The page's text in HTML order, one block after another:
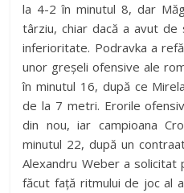
la 4-2 în minutul 8, dar
târziu, chiar dacă a avut
inferioritate. Podravka a
unor greșeli ofensive ale
în minutul 16, după ce
de la 7 metri. Erorile
din nou, iar campioana
minutul 22, după un
Alexandru Weber a solicitat
făcut față ritmului de joc al